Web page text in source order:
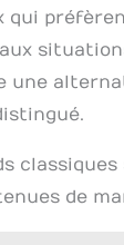
qui
une
de